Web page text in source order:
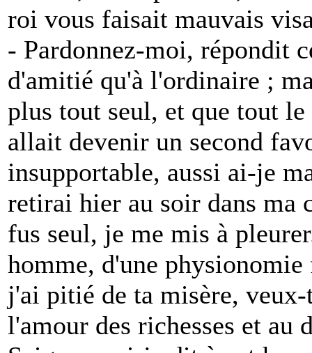
roi vous faisait mauvais
- Pardonnez-moi, répondit
d'amitié qu'à l'ordinaire ;
plus tout seul, et que tout
allait devenir un second
insupportable, aussi ai-je
retirai hier au soir dans ma
fus seul, je me mis à
homme, d'une
j'ai pitié de ta misère,
l'amour des richesses et au